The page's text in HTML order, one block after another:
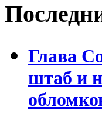
Глава
штаб и